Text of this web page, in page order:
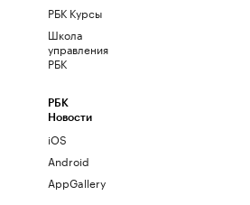
РБК Курсы
Школа
управления
РБК
РБК
Новости
iOS
Android
AppGallery